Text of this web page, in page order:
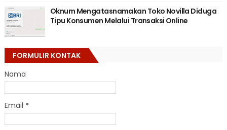
Oknum Mengatasnamakan Toko Novilla Diduga
Tipu Konsumen Melalui Transaksi Online
FORMULIR KONTAK
Nama
Email *